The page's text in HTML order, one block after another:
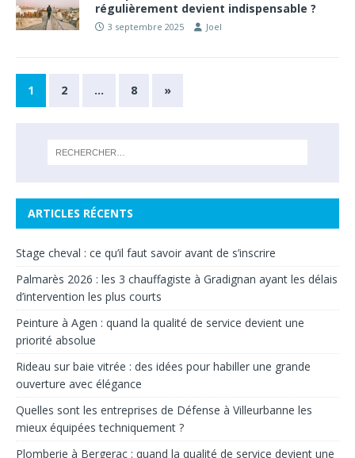
régulièrement devient indispensable ?
3 septembre 2025 Joel
1 2 … 8 »
ARTICLES RÉCENTS
Stage cheval : ce qu’il faut savoir avant de s’inscrire
Palmarès 2026 : les 3 chauffagiste à Gradignan ayant les délais
d’intervention les plus courts
Peinture à Agen : quand la qualité de service devient une
priorité absolue
Rideau sur baie vitrée : des idées pour habiller une grande
ouverture avec élégance
Quelles sont les entreprises de Défense à Villeurbanne les
mieux équipées techniquement ?
Plomberie à Bergerac : quand la qualité de service devient une